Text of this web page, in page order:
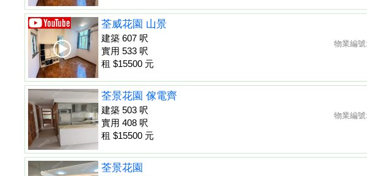
物業編
荃威花園 山景
建築 607 呎
實用 533 呎
租 $15500 元
物業編
荃景花園 傢電齊
建築 503 呎
實用 408 呎
租 $15500 元
荃景花園